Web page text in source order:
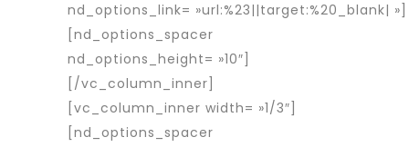
nd_options_link= »url:%23||target:%20_blank| »]
[nd_options_spacer
nd_options_height= »10″]
[/vc_column_inner]
[vc_column_inner width= »1/3″]
[nd_options_spacer